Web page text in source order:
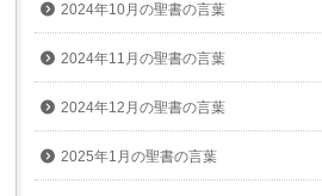
2024年10月の聖書の言葉
2024年11月の聖書の言葉
2024年12月の聖書の言葉
2025年1月の聖書の言葉